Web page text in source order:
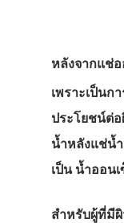
หลังจากแช่
เพราะเป็นก
ประโยชน์ต่อ
น้ำหลังแช่น้
เป็น น้ำออน
สำหรับผู้ที่มี